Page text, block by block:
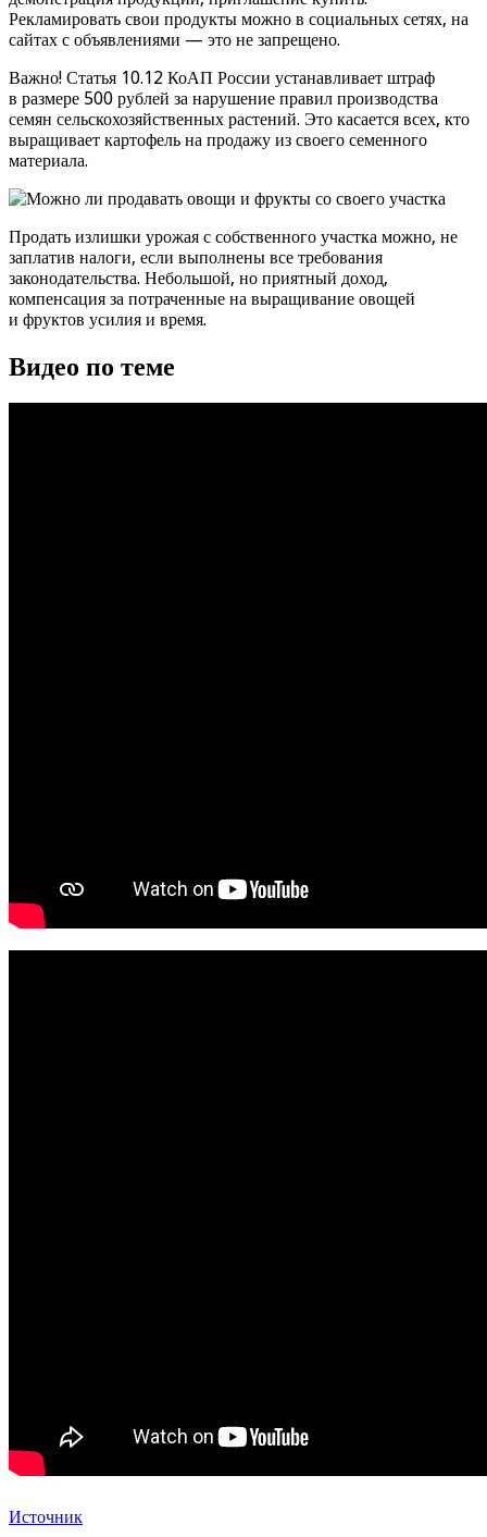
Рекламировать свои продукты можно в социальных сетях, на
сайтах с объявлениями — это не запрещено.
Важно! Статья 10.12 КоАП России устанавливает штраф
в размере 500 рублей за нарушение правил производства
семян сельскохозяйственных растений. Это касается всех, кто
выращивает картофель на продажу из своего семенного
материала.
Продать излишки урожая с собственного участка можно, не
заплатив налоги, если выполнены все требования
законодательства. Небольшой, но приятный доход,
компенсация за потраченные на выращивание овощей
и фруктов усилия и время.
Видео по теме
Источник